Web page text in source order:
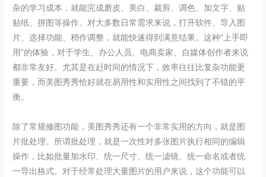
杂的学习成本，就能完成磨皮、美白、裁剪、调色、加文字、贴
贴纸、拼图等操作。对大多数日常需求来说，打开软件、导入图
片、选择功能、稍作调整，就能快速得到满意结果。这种“上手即
用”的体验，对于学生、办公人员、电商卖家、自媒体创作者来说
都非常友好。尤其是在赶时间的情况下，效率往往比复杂功能更
重要，而美图秀秀恰好就在易用性和实用性之间找到了不错的平
衡。
除了常规修图功能，美图秀秀还有一个非常实用的方向，就是图
片批处理。所谓批处理，就是一次性对多张图片执行相同的编辑
操作，比如批量加水印、统一尺寸、统一滤镜、统一命名或者统
一导出格式。对于经常处理大量图片的用户来说，这个功能可以